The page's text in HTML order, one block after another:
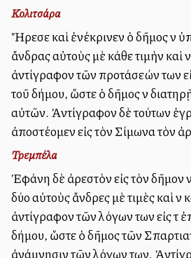
Κολιτσάρα
Ἤρεσε καὶ ἐνέκρινεν ὁ δῆμος νὰ
ἄνδρας αὐτοὺς μὲ κάθε τιμὴν καὶ
ἀντίγραφον τῶν προτάσεών των
τοῦ δήμου, ὥστε ὁ δῆμος νὰ
αὐτῶν. Ἀντίγραφον δὲ τούτων
ἀποστέλλομεν εἰς τὸν Σίμωνα τὸν
Τρεμπέλα
Ἐφάνη δὲ ἀρεστὸν εἰς τὸν δῆμον
δύο αὐτοὺς ἄνδρες μὲ τιμὲς καὶ
ἀντίγραφον τῶν λόγων των εἰς τὰ
δήμου, ὥστε ὁ δῆμος τῶν
ἀνάμνησιν τῶν λόγων των.